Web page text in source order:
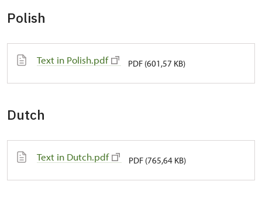
Polish
Text in Polish.pdf PDF (601,57 KB)
Dutch
Text in Dutch.pdf PDF (765,64 KB)